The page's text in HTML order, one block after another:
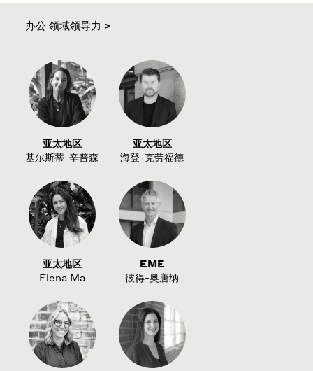
办公 领域领导力 >
亚太地区
基尔斯蒂-辛普森
亚太地区
海登-克劳福德
亚太地区
Elena Ma
EME
彼得-奥唐纳